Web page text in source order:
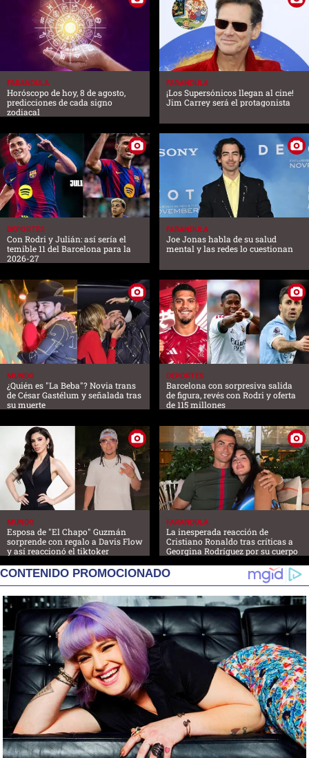
FARANDULA
Horóscopo de hoy, 8 de agosto,
predicciones de cada signo
zodiacal
FARANDULA
¡Los Supersónicos llegan al cine!
Jim Carrey será el protagonista
DEPORTES
Con Rodri y Julián: así sería el
temible 11 del Barcelona para la
2026-27
FARANDULA
Joe Jonas habla de su salud
mental y las redes lo cuestionan
MUNDO
¿Quién es "La Beba"? Novia trans
de César Gastélum y señalada tras
su muerte
DEPORTES
Barcelona con sorpresiva salida
de figura, revés con Rodri y oferta
de 115 millones
MUNDO
Esposa de "El Chapo" Guzmán
sorprende con regalo a Davis Flow
y así reaccionó el tiktoker
FARANDULA
La inesperada reacción de
Cristiano Ronaldo tras críticas a
Georgina Rodríguez por su cuerpo
CONTENIDO PROMOCIONADO